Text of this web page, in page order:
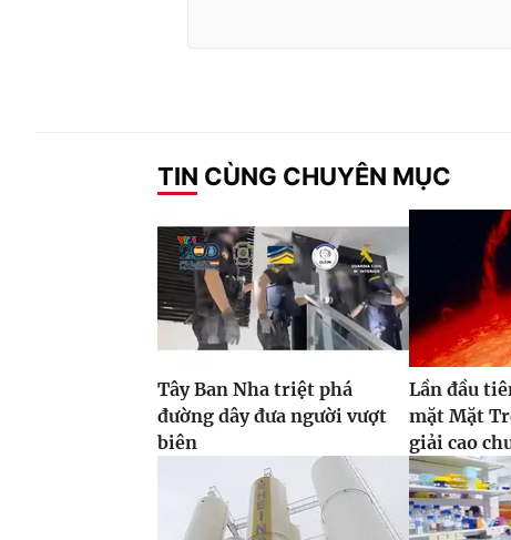
TIN CÙNG CHUYÊN MỤC
Tây Ban Nha triệt phá
đường dây đưa người vượt
biên
Lần đầu
mặt Mặt
giải cao